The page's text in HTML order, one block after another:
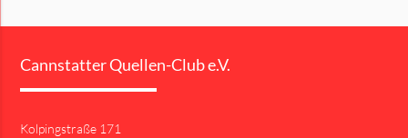
Cannstatter Quellen-Club e.V.
Kolpingstraße 171